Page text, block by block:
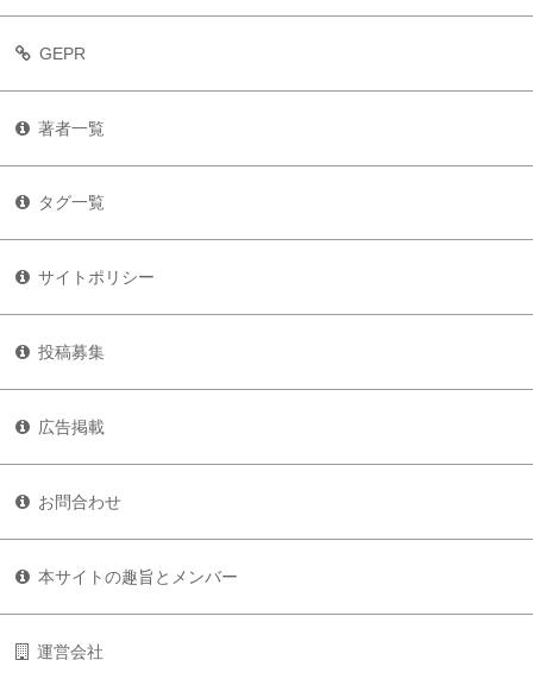
GEPR
著者一覧
タグ一覧
サイトポリシー
投稿募集
広告掲載
お問合わせ
本サイトの趣旨とメンバー
運営会社